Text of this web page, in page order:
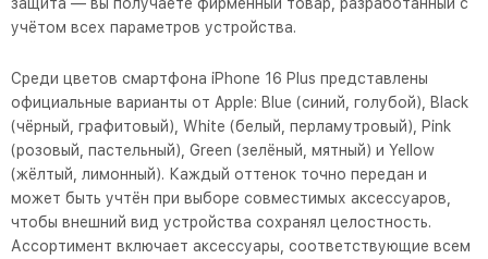
учётом всех параметров устройства.
Среди цветов смартфона iPhone 16 Plus представлены
официальные варианты от Apple: Blue (синий, голубой), Black
(чёрный, графитовый), White (белый, перламутровый), Pink
(розовый, пастельный), Green (зелёный, мятный) и Yellow
(жёлтый, лимонный). Каждый оттенок точно передан и
может быть учтён при выборе совместимых аксессуаров,
чтобы внешний вид устройства сохранял целостность.
Ассортимент включает аксессуары, соответствующие всем